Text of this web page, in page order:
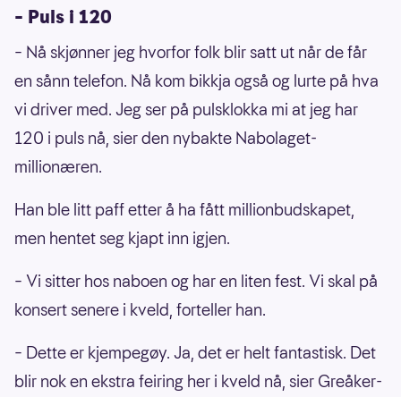
– Puls i 120
– Nå skjønner jeg hvorfor folk blir satt ut når de får
en sånn telefon. Nå kom bikkja også og lurte på hva
vi driver med. Jeg ser på pulsklokka mi at jeg har
120 i puls nå, sier den nybakte Nabolaget-
millionæren.
Han ble litt paff etter å ha fått millionbudskapet,
men hentet seg kjapt inn igjen.
– Vi sitter hos naboen og har en liten fest. Vi skal på
konsert senere i kveld, forteller han.
– Dette er kjempegøy. Ja, det er helt fantastisk. Det
blir nok en ekstra feiring her i kveld nå, sier Greåker-